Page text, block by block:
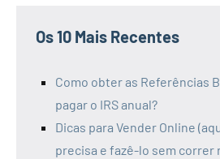
Os 10 Mais Recentes
Como obter as Referências
pagar o IRS anual?
Dicas para Vender Online
precisa e fazê-lo sem correr